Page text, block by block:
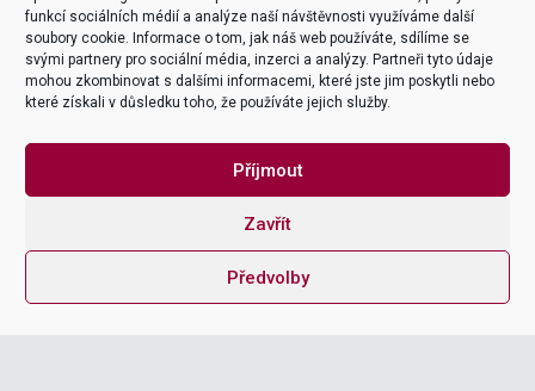
funkcí sociálních médií a analýze naší návštěvnosti využíváme další
soubory cookie. Informace o tom, jak náš web používáte, sdílíme se
svými partnery pro sociální média, inzerci a analýzy. Partneři tyto údaje
mohou zkombinovat s dalšími informacemi, které jste jim poskytli nebo
které získali v důsledku toho, že používáte jejich služby.
Příjmout
Zavřít
Předvolby
peníze, úspěch
a inovace
S/4HANA V dnešní době
dynamického digitálního vývoje
hraje modernizace firemních
systémů klíčovou roli v zajištění
této cestě je migrace na SAP
S/4HANA, platformu, která slibuje